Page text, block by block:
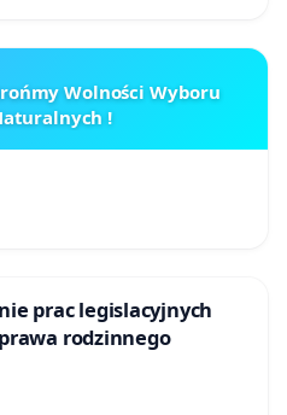
Wolności Wyboru
!
prac legislacyjnych
rodzinnego